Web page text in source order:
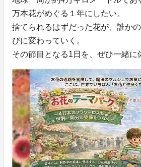
万本花がめぐる１年にしたい。
捨てられるはずだった花が、誰か
びに変わっていく。
その節目となる1日を、ぜひ一緒に